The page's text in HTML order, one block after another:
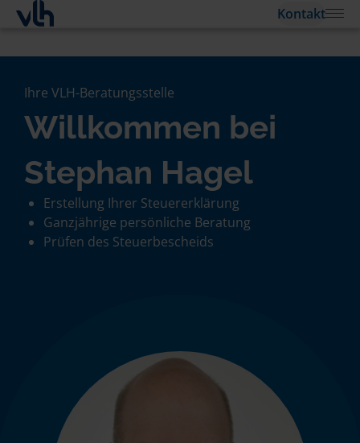
Kontakt
Ihre VLH-Beratungsstelle
Willkommen bei
Stephan Hagel
Erstellung Ihrer Steuererklärung
Ganzjährige persönliche Beratung
Prüfen des Steuerbescheids